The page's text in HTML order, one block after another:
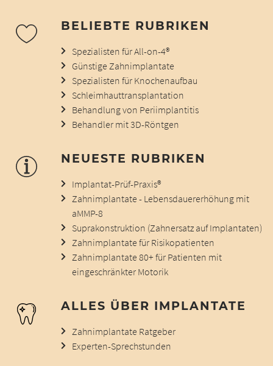
BELIEBTE RUBRIKEN
Spezialisten für All-on-4®
Günstige Zahnimplantate
Spezialisten für Knochenaufbau
Schleimhauttransplantation
Behandlung von Periimplantitis
Behandler mit 3D-Röntgen
NEUESTE RUBRIKEN
Implantat-Prüf-Praxis®
Zahnimplantate - Lebensdauererhöhung mit
aMMP-8
Suprakonstruktion (Zahnersatz auf Implantaten)
Zahnimplantate für Risikopatienten
Zahnimplantate 80+ für Patienten mit
eingeschränkter Motorik
ALLES ÜBER IMPLANTATE
Zahnimplantate Ratgeber
Experten-Sprechstunden